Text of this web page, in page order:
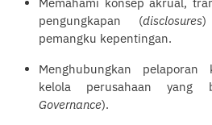
pengungkapan (disclosures)
pemangku kepentingan.
Menghubungkan
kelola perusahaan yang
Governance).